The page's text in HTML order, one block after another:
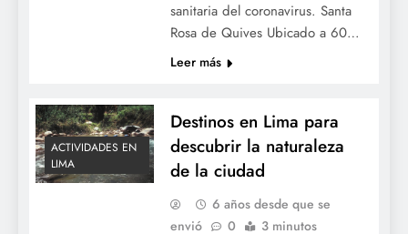
sanitaria del coronavirus. Santa
Rosa de Quives Ubicado a 60…
Leer más
ACTIVIDADES EN
LIMA
Destinos en Lima para
descubrir la naturaleza
de la ciudad
6 años desde que se
envió
0 3 minutos